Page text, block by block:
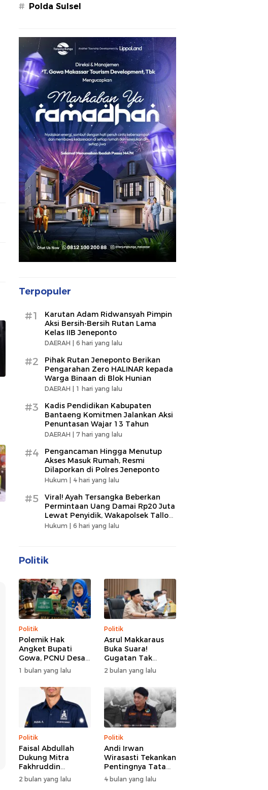
# Polda Sulsel
Terpopuler
#1
Karutan Adam Ridwansyah Pimpin
Aksi Bersih-Bersih Rutan Lama
Kelas IIB Jeneponto
DAERAH | 6 hari yang lalu
#2
Pihak Rutan Jeneponto Berikan
Pengarahan Zero HALINAR kepada
Warga Binaan di Blok Hunian
DAERAH | 1 hari yang lalu
#3
Kadis Pendidikan Kabupaten
Bantaeng Komitmen Jalankan Aksi
Penuntasan Wajar 13 Tahun
DAERAH | 7 hari yang lalu
#4
Pengancaman Hingga Menutup
Akses Masuk Rumah, Resmi
Dilaporkan di Polres Jeneponto
Hukum | 4 hari yang lalu
#5
Viral! Ayah Tersangka Beberkan
Permintaan Uang Damai Rp20 Juta
Lewat Penyidik, Wakapolsek Tallo
Klarifikasi Soal Terima Uang Rp3
Hukum | 6 hari yang lalu
Politik
Politik
Polemik Hak
Angket Bupati
Gowa, PCNU Desak
DPRD Buka Fakta
Transparan
1 bulan yang lalu
Politik
Asrul Makkaraus
Buka Suara!
Gugatan Tak
Hentikan Hak
Angket DPRD
2 bulan yang lalu
Politik
Faisal Abdullah
Dukung Mitra
Fakhruddin
Nahkodai BM PAN
Periode 2026-2031
2 bulan yang lalu
Politik
Andi Irwan
Wirasasti Tekankan
Pentingnya Tata
Kelola Terintegrasi
Sektor Peternakan
4 bulan yang lalu